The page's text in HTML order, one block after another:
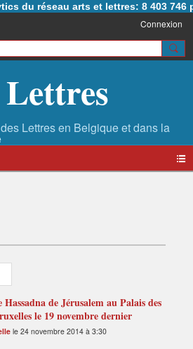
du réseau arts et lettres: 8 403 746
Connexion
de Jérusalem au Palais des
le 19 novembre dernier
le 24 novembre 2014 à 3:30